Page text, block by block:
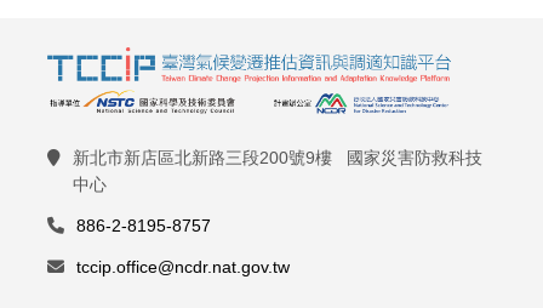
新北市新店區北新路三段200號9樓 國家災害防救科技
中心
886-2-8195-8757
tccip.office@ncdr.nat.gov.tw